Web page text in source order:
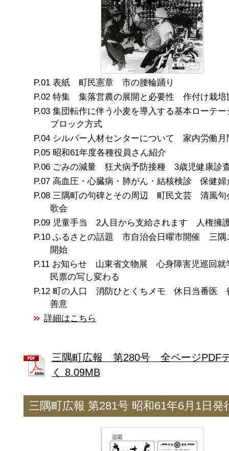
表紙 町民憲章 市の腰輪踊り
特集 集落営農の展開と必要性 作付け栽培
集団転作に伴う小麦を導入する基本ローテ
ブロック方式
シルバー人材センターについて 家内労働月
昭和61年度各種役員さん紹介
ごみの減量 狂犬病予防接種 3歳児健康診
高血圧・心臓病・肺がん・結核検診 保健婦
三隅町の句碑とその周辺 町民文芸 清風
歌会
児童手当 2人目から支給されます 人権擁
ふるさとの話題 市自治会日曜市開催 三隅
開始
お知らせ 山東省文物展 心身障害児巡回
民票の写し変わる
町の人口 消防ひとくちメモ 休日当番
善意
詳細はこちら
三隅町広報 第280号 全ページPDF
く 8.09MB
三隅町広報 第281号 昭和61年6月1日発